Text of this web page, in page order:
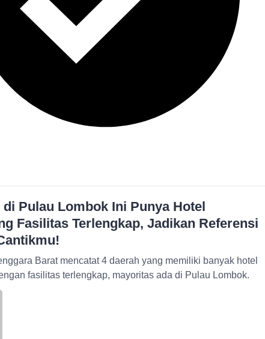
di Pulau Lombok Ini Punya Hotel
Fasilitas Terlengkap, Jadikan Referensi
Barat mencatat 4 daerah yang memiliki banyak hotel
fasilitas terlengkap, mayoritas ada di Pulau Lombok.